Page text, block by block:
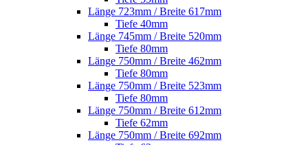
Länge 723mm / Breite 617mm
Tiefe 40mm
Länge 745mm / Breite 520mm
Tiefe 80mm
Länge 750mm / Breite 462mm
Tiefe 80mm
Länge 750mm / Breite 523mm
Tiefe 80mm
Länge 750mm / Breite 612mm
Tiefe 62mm
Länge 750mm / Breite 692mm